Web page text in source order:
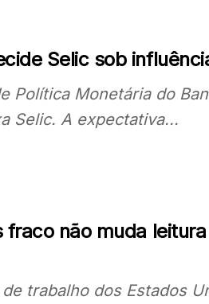
Selic sob
Política Monetária do
Selic. A expectativa...
fraco não muda
trabalho dos Estados